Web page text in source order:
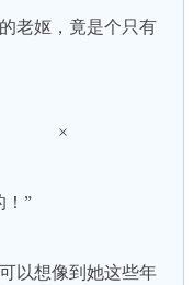
老妪，竟是个只有
×
”
以想像到她这些年